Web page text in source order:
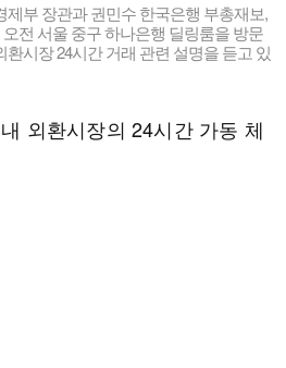
부 장관과 권민수 한국은행 부총재보,
전 서울 중구 하나은행 딜링룸을 방문
시장 24시간 거래 관련 설명을 듣고 있
외환시장의 24시간 가동 체